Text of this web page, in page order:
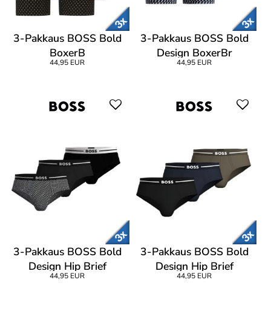
3-Pakkaus BOSS Bold
BoxerB
44,95 EUR
3-Pakkaus BOSS Bold
Design BoxerBr
44,95 EUR
3-Pakkaus BOSS Bold
Design Hip Brief
44,95 EUR
3-Pakkaus BOSS Bold
Design Hip Brief
44,95 EUR